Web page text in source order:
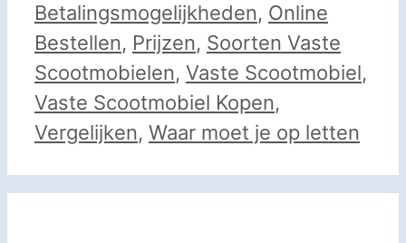
Betalingsmogelijkheden, Online
Bestellen, Prijzen, Soorten Vaste
Scootmobielen, Vaste Scootmobiel,
Vaste Scootmobiel Kopen,
Vergelijken, Waar moet je op letten